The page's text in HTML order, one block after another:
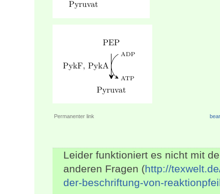
Permanenter link
Leider funktioniert es nicht mit
anderen Fragen (http://
der-beschriftung-von-